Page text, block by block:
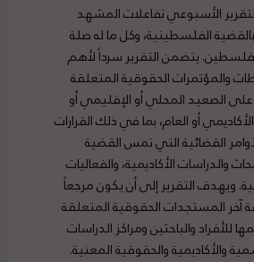
الأسبوعي تفاعلات المشهد
الفلسطينية، وكل ما له صلة
يتضمن التقرير سرداً لأهم
والمؤتمرات الحقوقية المتعلقة
الصعيد المحلي أو الإقليمي أو
أو العام، بما في ذلك القرارات
القضائية التي تمس القضية
والدراسات الأكاديمية، والفعاليات
ويهدف التقرير إلى أن يكون مرجعاً
آخر المستجدات الحقوقية المتعلقة
للأفراد والباحثين ومراكز الدراسات
والأكاديمية والحقوقية المعنية.